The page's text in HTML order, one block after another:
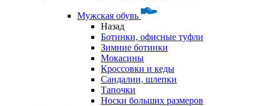
Мужская обувь
Назад
Ботинки, офисные туфли
Зимние ботинки
Мокасины
Кроссовки и кеды
Сандалии, шлепки
Тапочки
Носки больших размеров